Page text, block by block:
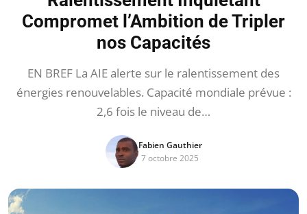
Compromet l’Ambition de Tripler
nos Capacités
EN BREF La AIE alerte sur le ralentissement des
énergies renouvelables. Capacité mondiale prévue :
2,6 fois le niveau de…
Fabien Gauthier
7 octobre 2025